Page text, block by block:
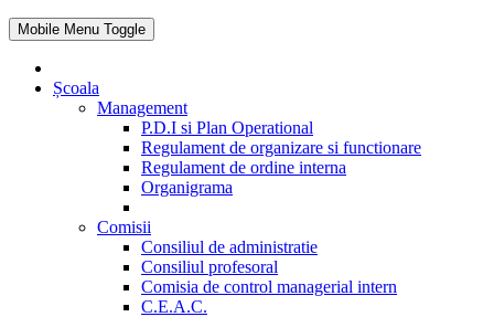
Mobile Menu Toggle
Școala
Management
P.D.I si Plan Operational
Regulament de organizare si functionare
Regulament de ordine interna
Organigrama
Comisii
Consiliul de administratie
Consiliul profesoral
Comisia de control managerial intern
C.E.A.C.